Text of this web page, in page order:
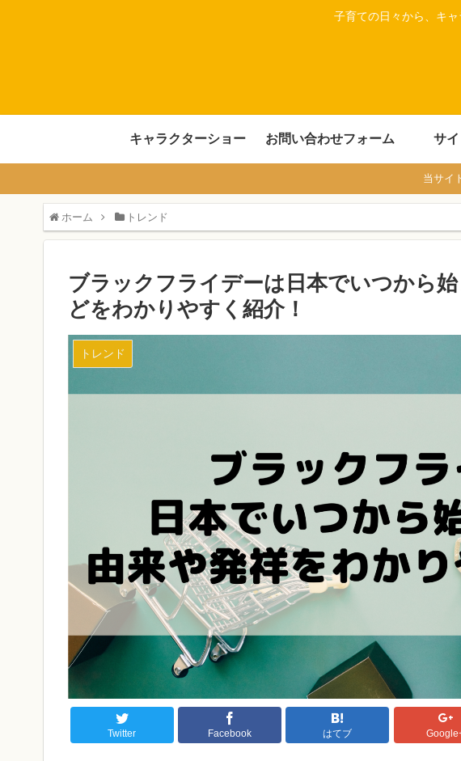
子育ての日々から、キ
キャラクターショー お問い合わせフォーム サ
当サイ
ホーム トレンド
ブラックフライデーは日本でいつから
どをわかりやすく紹介！
トレンド
Twitter Facebook はてブ